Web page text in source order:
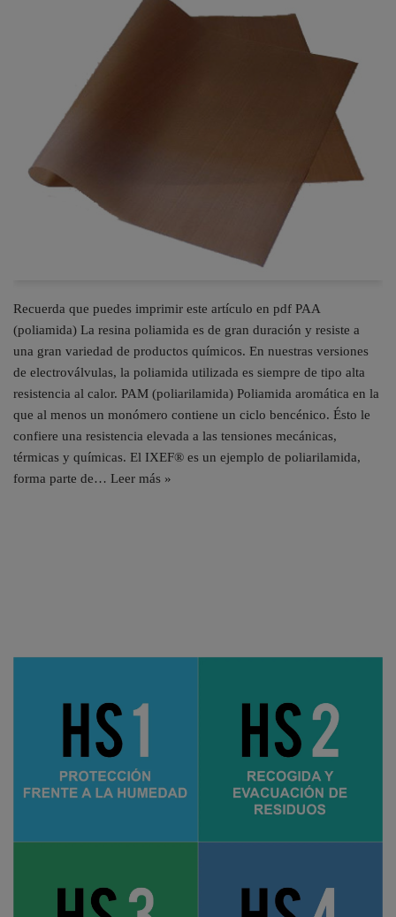
Recuerda que puedes imprimir este artículo en pdf PAA
(poliamida) La resina poliamida es de gran duración y resiste a
una gran variedad de productos químicos. En nuestras versiones
de electroválvulas, la poliamida utilizada es siempre de tipo alta
resistencia al calor. PAM (poliarilamida) Poliamida aromática en la
que al menos un monómero contiene un ciclo bencénico. Ésto le
confiere una resistencia elevada a las tensiones mecánicas,
térmicas y químicas. El IXEF® es un ejemplo de poliarilamida,
forma parte de… Leer más »